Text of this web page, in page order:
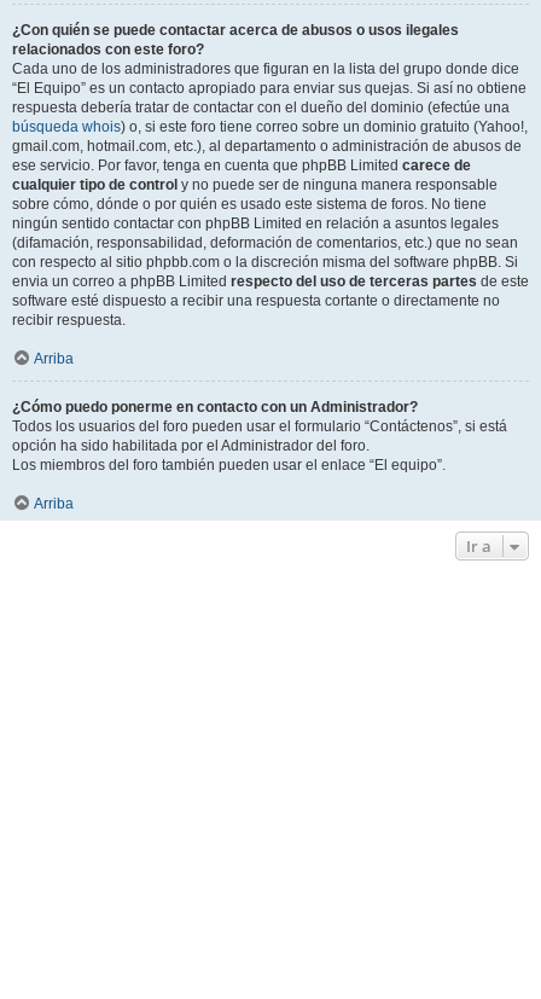
¿Con quién se puede contactar acerca de abusos o usos ilegales
relacionados con este foro?
Cada uno de los administradores que figuran en la lista del grupo donde dice
“El Equipo” es un contacto apropiado para enviar sus quejas. Si así no obtiene
respuesta debería tratar de contactar con el dueño del dominio (efectúe una
búsqueda whois) o, si este foro tiene correo sobre un dominio gratuito (Yahoo!,
gmail.com, hotmail.com, etc.), al departamento o administración de abusos de
ese servicio. Por favor, tenga en cuenta que phpBB Limited carece de
cualquier tipo de control y no puede ser de ninguna manera responsable
sobre cómo, dónde o por quién es usado este sistema de foros. No tiene
ningún sentido contactar con phpBB Limited en relación a asuntos legales
(difamación, responsabilidad, deformación de comentarios, etc.) que no sean
con respecto al sitio phpbb.com o la discreción misma del software phpBB. Si
envia un correo a phpBB Limited respecto del uso de terceras partes de este
software esté dispuesto a recibir una respuesta cortante o directamente no
recibir respuesta.
Arriba
¿Cómo puedo ponerme en contacto con un Administrador?
Todos los usuarios del foro pueden usar el formulario “Contáctenos”, si está
opción ha sido habilitada por el Administrador del foro.
Los miembros del foro también pueden usar el enlace “El equipo”.
Arriba
Ir a